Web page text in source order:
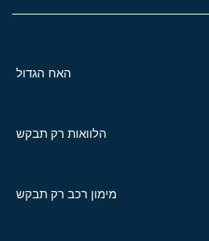
האח הגדול
הלוואות רק תבקש
מימון רכב רק תבקש